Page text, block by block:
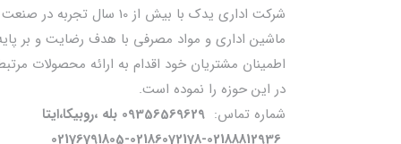
شرکت اداری یدک با بیش از 10 سال تجربه در صنعت
ماشین اداری و مواد مصرفی با هدف رضایت و بر
اطمینان مشتریان خود اقدام به ارائه محصولات
در این حوزه را نموده است.
شماره تماس:09356569629 بله ،روبیکا،ایتا
02176791805-02186072178-02188812936